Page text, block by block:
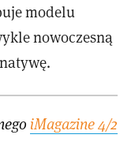
modelu
nowoczesną
iMagazine 4/2